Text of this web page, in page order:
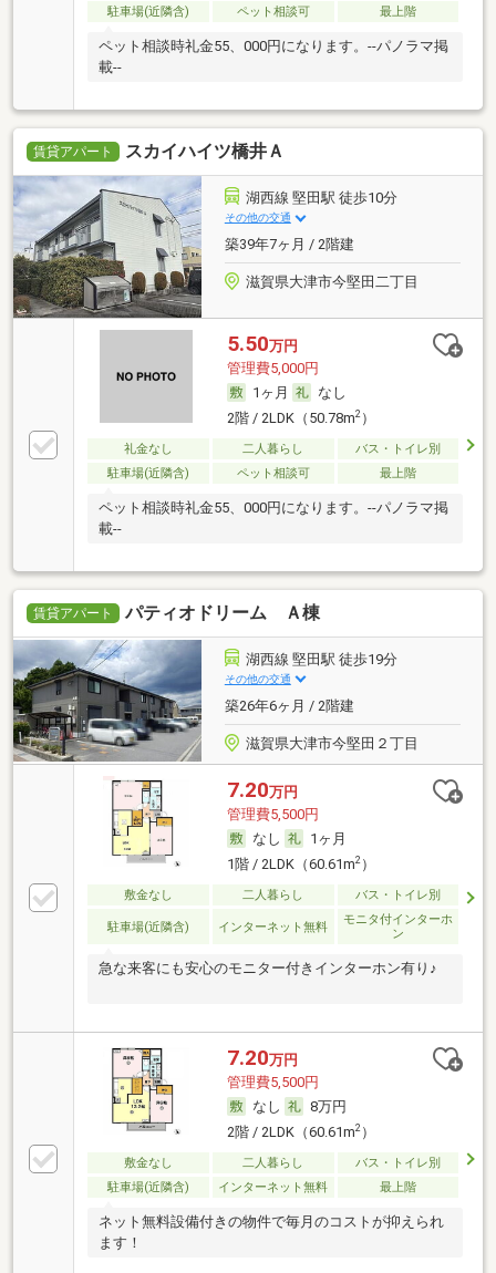
駐車場(近隣含)
ペット相談可 最上階
ペット相談時礼金55、000円になります。--パノラマ掲
載--
賃貸アパート スカイハイツ橋井Ａ
湖西線 堅田駅 徒歩10分
その他の交通
築39年7ヶ月 / 2階建
滋賀県大津市今堅田二丁目
5.50万円
管理費5,000円
1ヶ月
なし
2階 / 2LDK（50.78m2）
礼金なし 二人暮らし
バス・トイレ別
駐車場(近隣含)
ペット相談可 最上階
ペット相談時礼金55、000円になります。--パノラマ掲
載--
賃貸アパート パティオドリーム Ａ棟
湖西線 堅田駅 徒歩19分
その他の交通
築26年6ヶ月 / 2階建
滋賀県大津市今堅田２丁目
7.20万円
管理費5,500円
なし
1ヶ月
1階 / 2LDK（60.61m2）
敷金なし 二人暮らし バス・トイレ別
駐車場(近隣含) インターネット無料
モニタ付インターホ
ン
急な来客にも安心のモニター付きインターホン有り♪
7.20万円
管理費5,500円
なし
8万円
2階 / 2LDK（60.61m2）
敷金なし 二人暮らし
バス・トイレ別
駐車場(近隣含)
インターネット無料 最上階
ネット無料設備付きの物件で毎月のコストが抑えられ
ます！